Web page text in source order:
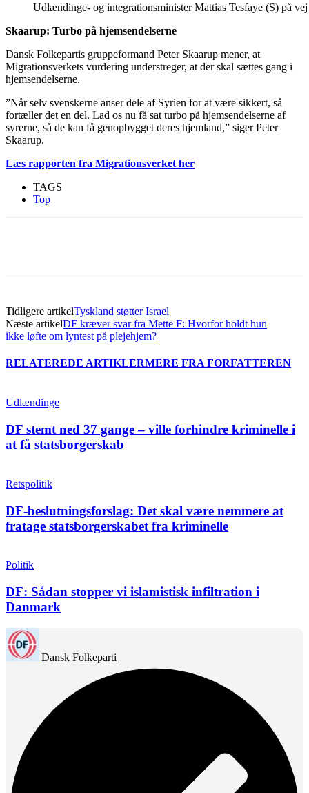
Udlændinge- og integrationsminister Mattias Tesfaye (S) på
Skaarup: Turbo på hjemsendelserne
Dansk Folkepartis gruppeformand Peter Skaarup mener, at
Migrationsverkets vurdering understreger, at der skal sættes gang i
hjemsendelserne.
”Når selv svenskerne anser dele af Syrien for at være sikkert, så
fortæller det en del. Lad os nu få sat turbo på hjemsendelserne af
syrerne, så de kan få genopbygget deres hjemland,” siger Peter
Skaarup.
Læs rapporten fra Migrationsverket her
TAGS
Top
Tidligere artikelTyskland støtter Israel
Næste artikelDF kræver svar fra Mette F: Hvorfor holdt hun
ikke løfte om lyntest på plejehjem?
RELATEREDE ARTIKLERMERE FRA FORFATTEREN
Udlændinge
DF stemt ned 37 gange – ville forhindre kriminelle i
at få statsborgerskab
Retspolitik
DF-beslutningsforslag: Det skal være nemmere at
fratage statsborgerskabet fra kriminelle
Politik
DF: Sådan stopper vi islamistisk infiltration i
Danmark
Dansk Folkeparti